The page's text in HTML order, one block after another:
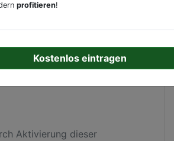
abheben.
Hillelaan 77inRotterdam
Aktivierung dieser
profitieren!
Kostenlos eintragen